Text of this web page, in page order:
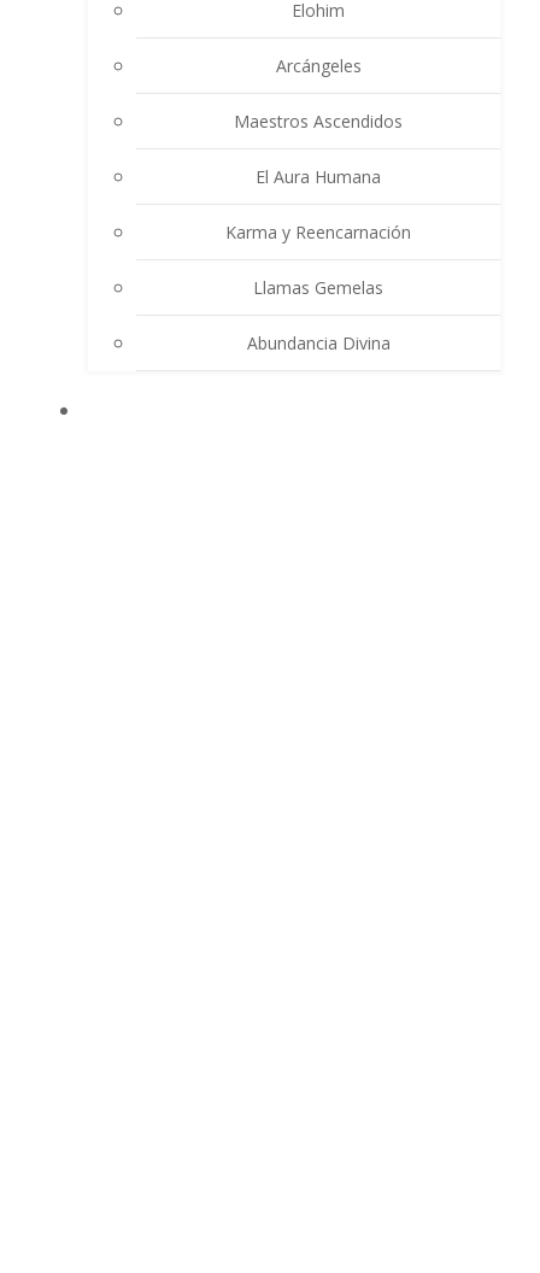
Elohim
Arcángeles
Maestros Ascendidos
El Aura Humana
Karma y Reencarnación
Llamas Gemelas
Abundancia Divina